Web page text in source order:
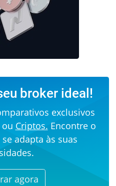
broker ideal!
exclusivos
ou Criptos. Encontre o
adapta às suas
agora